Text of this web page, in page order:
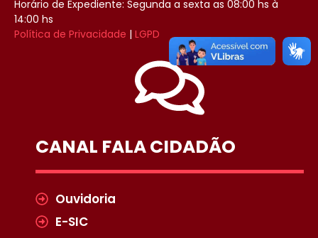
Horário de Expediente: Segunda a sexta as 08:00 hs à
14:00 hs
Política de Privacidade | LGPD
CANAL FALA CIDADÃO
Ouvidoria
E-SIC